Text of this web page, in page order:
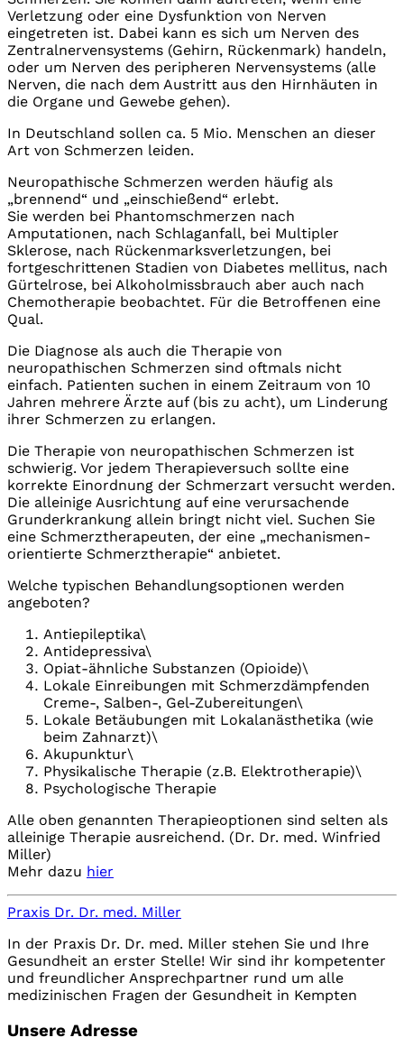
Verletzung oder eine Dysfunktion von Nerven
eingetreten ist. Dabei kann es sich um Nerven des
Zentralnervensystems (Gehirn, Rückenmark) handeln,
oder um Nerven des peripheren Nervensystems (alle
Nerven, die nach dem Austritt aus den Hirnhäuten in
die Organe und Gewebe gehen).
In Deutschland sollen ca. 5 Mio. Menschen an dieser
Art von Schmerzen leiden.
Neuropathische Schmerzen werden häufig als
„brennend“ und „einschießend“ erlebt.
Sie werden bei Phantomschmerzen nach
Amputationen, nach Schlaganfall, bei Multipler
Sklerose, nach Rückenmarksverletzungen, bei
fortgeschrittenen Stadien von Diabetes mellitus, nach
Gürtelrose, bei Alkoholmissbrauch aber auch nach
Chemotherapie beobachtet. Für die Betroffenen eine
Qual.
Die Diagnose als auch die Therapie von
neuropathischen Schmerzen sind oftmals nicht
einfach. Patienten suchen in einem Zeitraum von 10
Jahren mehrere Ärzte auf (bis zu acht), um Linderung
ihrer Schmerzen zu erlangen.
Die Therapie von neuropathischen Schmerzen ist
schwierig. Vor jedem Therapieversuch sollte eine
korrekte Einordnung der Schmerzart versucht werden.
Die alleinige Ausrichtung auf eine verursachende
Grunderkrankung allein bringt nicht viel. Suchen Sie
eine Schmerztherapeuten, der eine „mechanismen-
orientierte Schmerztherapie“ anbietet.
Welche typischen Behandlungsoptionen werden
angeboten?
Antiepileptika\
Antidepressiva\
Opiat-ähnliche Substanzen (Opioide)\
Lokale Einreibungen mit Schmerzdämpfenden
Creme-, Salben-, Gel-Zubereitungen\
Lokale Betäubungen mit Lokalanästhetika (wie
beim Zahnarzt)\
Akupunktur\
Physikalische Therapie (z.B. Elektrotherapie)\
Psychologische Therapie
Alle oben genannten Therapieoptionen sind selten als
alleinige Therapie ausreichend. (Dr. Dr. med. Winfried
Miller)
Mehr dazu hier
Praxis Dr. Dr. med. Miller
In der Praxis Dr. Dr. med. Miller stehen Sie und Ihre
Gesundheit an erster Stelle! Wir sind ihr kompetenter
und freundlicher Ansprechpartner rund um alle
medizinischen Fragen der Gesundheit in Kempten
Unsere Adresse